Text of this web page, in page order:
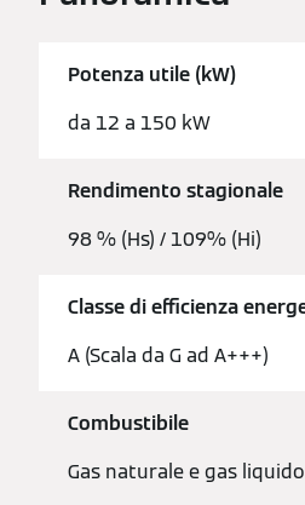
Potenza utile (kW)
da 12 a 150 kW
Rendimento stagionale
98 % (Hs) / 109% (Hi)
Classe di efficienza
A (Scala da G ad A+++)
Combustibile
Gas naturale e gas liquido